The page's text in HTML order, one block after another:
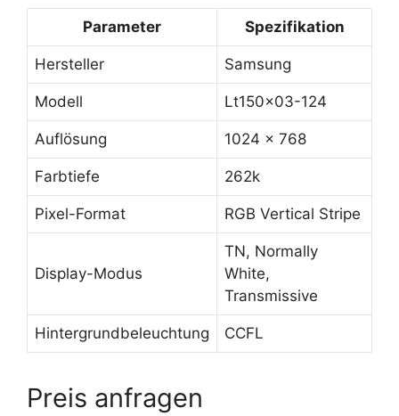
Parameter Spezifikation
Hersteller Samsung
Modell Lt150x03-124
Auflösung 1024 x 768
Farbtiefe 262k
Pixel-Format RGB Vertical Stripe
Display-Modus
TN, Normally
White,
Transmissive
Hintergrundbeleuchtung CCFL
Preis anfragen